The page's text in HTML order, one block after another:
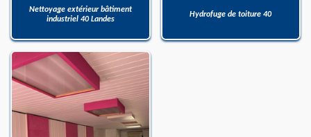
Nettoyage extérieur bâtiment
industriel 40 Landes
Hydrofuge de toiture 40